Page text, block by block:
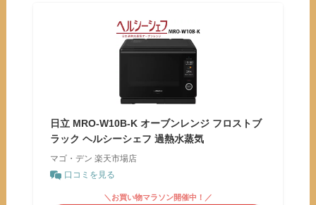
日立 MRO-W10B-K オーブンレンジ フロストブ
ラック ヘルシーシェフ 過熱水蒸気
マゴ・デン 楽天市場店
口コミを見る
＼お買い物マラソン開催中！／